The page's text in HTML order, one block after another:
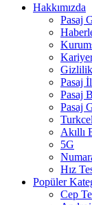
Hakkımızda
Pasaj
Pasaj
Pasaj
Pasaj
Akıllı
5G
Hız
Popüler
Cep